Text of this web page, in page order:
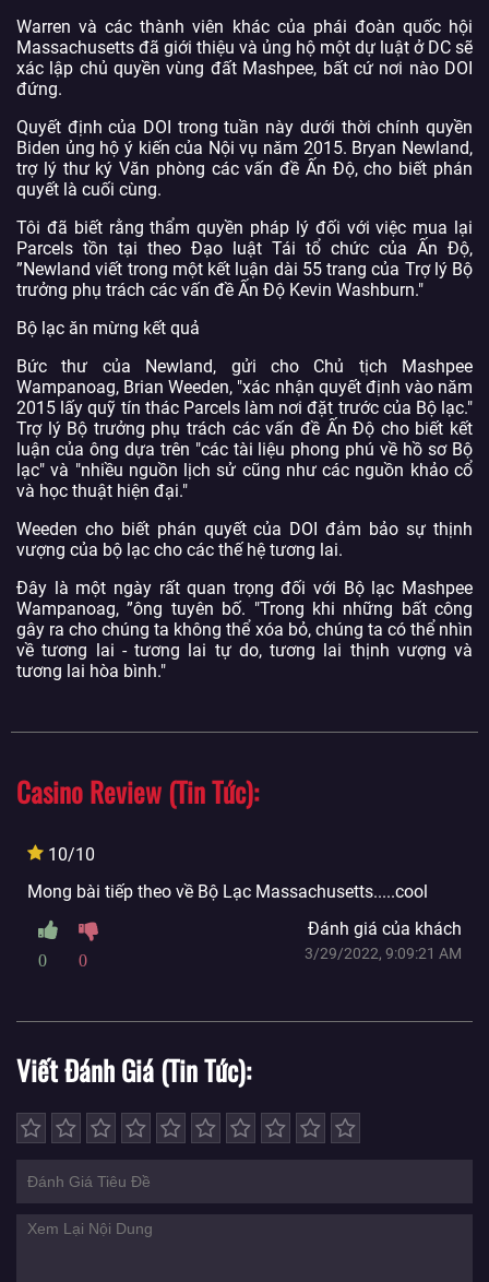
Warren và các thành viên khác của phái đoàn quốc hội
Massachusetts đã giới thiệu và ủng hộ một dự luật ở DC sẽ
xác lập chủ quyền vùng đất Mashpee, bất cứ nơi nào DOI
đứng.
Quyết định của DOI trong tuần này dưới thời chính quyền
Biden ủng hộ ý kiến ​​của Nội vụ năm 2015. Bryan Newland,
trợ lý thư ký Văn phòng các vấn đề Ấn Độ, cho biết phán
quyết là cuối cùng.
Tôi đã biết rằng thẩm quyền pháp lý đối với việc mua lại
Parcels tồn tại theo Đạo luật Tái tổ chức của Ấn Độ,
”Newland viết trong một kết luận dài 55 trang của Trợ lý Bộ
trưởng phụ trách các vấn đề Ấn Độ Kevin Washburn."
Bộ lạc ăn mừng kết quả
Bức thư của Newland, gửi cho Chủ tịch Mashpee
Wampanoag, Brian Weeden, "xác nhận quyết định vào năm
2015 lấy quỹ tín thác Parcels làm nơi đặt trước của Bộ lạc."
Trợ lý Bộ trưởng phụ trách các vấn đề Ấn Độ cho biết kết
luận của ông dựa trên "các tài liệu phong phú về hồ sơ Bộ
lạc" và "nhiều nguồn lịch sử cũng như các nguồn khảo cổ
và học thuật hiện đại."
Weeden cho biết phán quyết của DOI đảm bảo sự thịnh
vượng của bộ lạc cho các thế hệ tương lai.
Đây là một ngày rất quan trọng đối với Bộ lạc Mashpee
Wampanoag, ”ông tuyên bố. "Trong khi những bất công
gây ra cho chúng ta không thể xóa bỏ, chúng ta có thể nhìn
về tương lai - tương lai tự do, tương lai thịnh vượng và
tương lai hòa bình."
Casino Review (Tin Tức)
10/10
Mong bài tiếp theo về Bộ Lạc Massachusetts.....cool
0 0
Đánh giá của khách
3/29/2022, 9:09:21 AM
Viết Đánh Giá (Tin Tức)